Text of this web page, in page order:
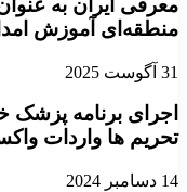
معرفی ایران به
منطقه‌ای آموزش
31 آگوست 2025
اجرای برنامه پزشک
تحریم ها واردات
14 دسامبر 2024